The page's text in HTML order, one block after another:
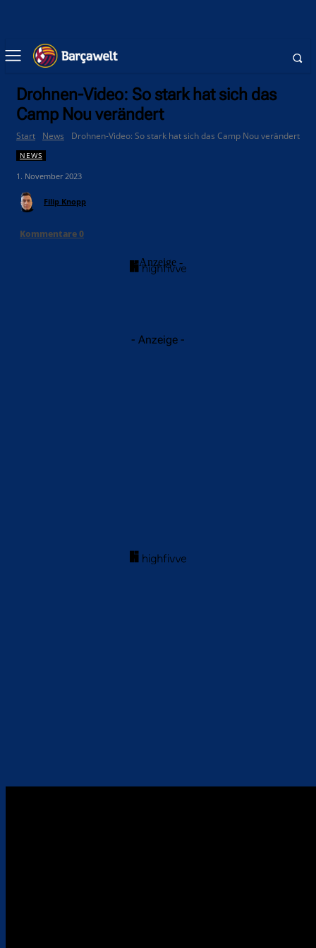
Drohnen-Video: So stark hat sich das
Camp Nou verändert
Start News Drohnen-Video: So stark hat sich das Camp Nou verändert
NEWS
1. November 2023
Filip Knopp
Kommentare0
- Anzeige -
- Anzeige -